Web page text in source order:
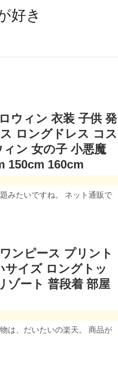
好き
ウィン 衣装 子供 発
ロングドレス コス
ン 女の子 小悪魔
150cm 160cm
みたいですね。 ネット通販で
ンピース プリント
イズ ロングトッ
ゾート 普段着 部屋
は、だいたいの楽天。 商品が